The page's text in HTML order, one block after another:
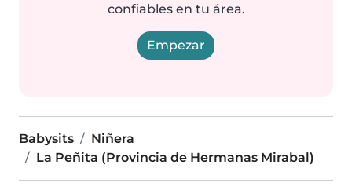
confiables en tu área.
Empezar
Babysits
Niñera
La Peñita (Provincia de Hermanas Mirabal)